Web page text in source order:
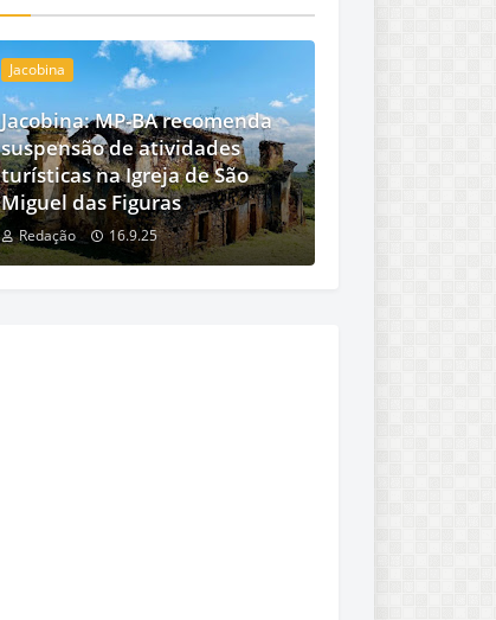
Jacobina
Jacobina: MP-BA recomenda
suspensão de atividades
turísticas na Igreja de São
Miguel das Figuras
Redação 16.9.25